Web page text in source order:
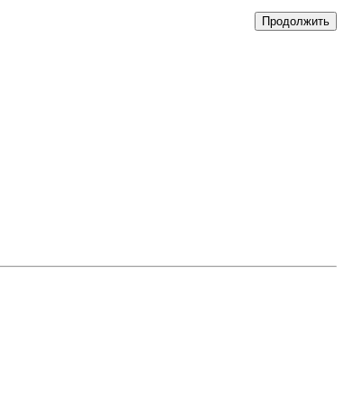
Продолжить